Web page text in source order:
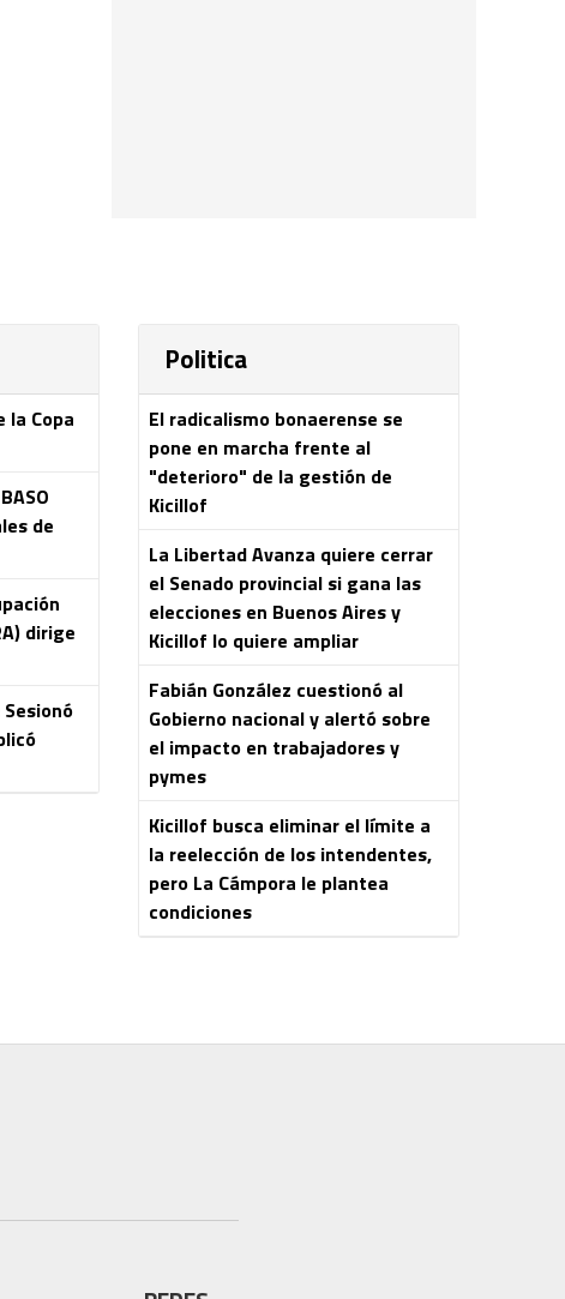
la Copa
de
dirige
Politica
El radicalismo bonaerense se
pone en marcha frente al
"deterioro" de la gestión de
Kicillof
La Libertad Avanza quiere cerrar
el Senado provincial si gana las
elecciones en Buenos Aires y
Kicillof lo quiere ampliar
Fabián González cuestionó al
Gobierno nacional y alertó sobre
el impacto en trabajadores y
pymes
Kicillof busca eliminar el límite a
la reelección de los intendentes,
pero La Cámpora le plantea
condiciones